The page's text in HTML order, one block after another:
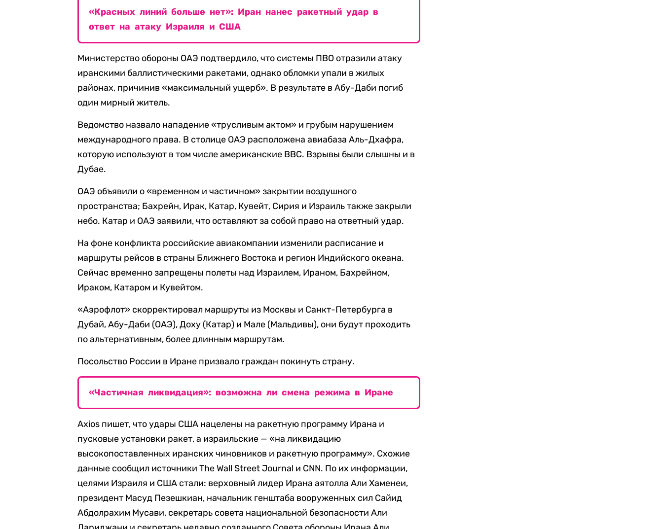
«Красных линий больше нет»: Иран нанес ракетный удар в
ответ на атаку Израиля и США
Министерство обороны ОАЭ подтвердило, что системы ПВО отразили атаку
иранскими баллистическими ракетами, однако обломки упали в жилых
районах, причинив «максимальный ущерб». В результате в Абу-Даби погиб
один мирный житель.
Ведомство назвало нападение «трусливым актом» и грубым нарушением
международного права. В столице ОАЭ расположена авиабаза Аль-Дхафра,
которую используют в том числе американские ВВС. Взрывы были слышны и в
Дубае.
ОАЭ объявили о «временном и частичном» закрытии воздушного
пространства; Бахрейн, Ирак, Катар, Кувейт, Сирия и Израиль также закрыли
небо. Катар и ОАЭ заявили, что оставляют за собой право на ответный удар.
На фоне конфликта российские авиакомпании изменили расписание и
маршруты рейсов в страны Ближнего Востока и регион Индийского океана.
Сейчас временно запрещены полеты над Израилем, Ираном, Бахрейном,
Ираком, Катаром и Кувейтом.
«Аэрофлот» скорректировал маршруты из Москвы и Санкт-Петербурга в
Дубай, Абу-Даби (ОАЭ), Доху (Катар) и Мале (Мальдивы), они будут проходить
по альтернативным, более длинным маршрутам.
Посольство России в Иране призвало граждан покинуть страну.
«Частичная ликвидация»: возможна ли смена режима в Иране
Axios пишет, что удары США нацелены на ракетную программу Ирана и
пусковые установки ракет, а израильские — «на ликвидацию
высокопоставленных иранских чиновников и ракетную программу». Схожие
данные сообщил источники The Wall Street Journal и CNN. По их информации,
целями Израиля и США стали: верховный лидер Ирана аятолла Али Хаменеи,
президент Масуд Пезешкиан, начальник генштаба вооруженных сил Сайид
Абдолрахим Мусави, секретарь совета национальной безопасности Али